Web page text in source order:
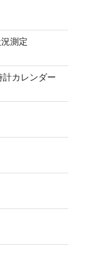
測定
計カレンダー